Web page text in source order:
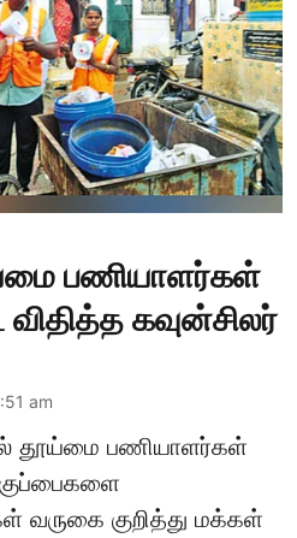
பணியாளர்கள்
கவுன்சிலர்
am
தூய்மை பணியாளர்கள்
வருகை குறித்து மக்கள்